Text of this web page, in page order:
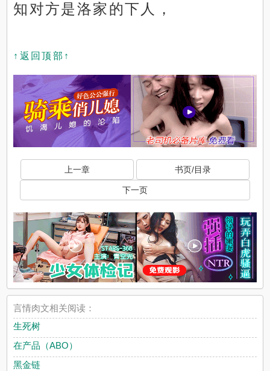
知对方是洛家的下人，
↑返回顶部↑
上一章 书页/目录
下一页
言情肉文相关阅读：
生死树
在产品（ABO）
黑金链